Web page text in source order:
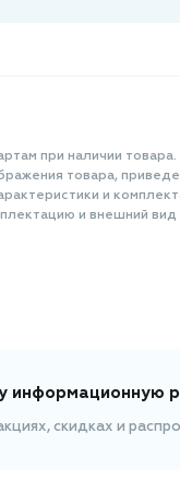
при наличии
товара,
и
и внешний
информационную
скидках и